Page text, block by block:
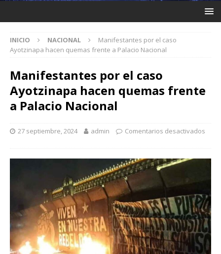
INICIO NACIONAL
Manifestantes por el caso
Ayotzinapa hacen quemas frente a Palacio Nacional
Manifestantes por el caso
Ayotzinapa hacen quemas frente
a Palacio Nacional
27 septiembre, 2024 admin Comentarios desactivados